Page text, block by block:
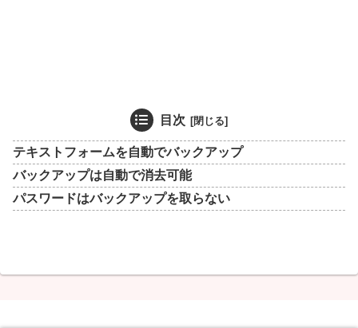
目次
テキストフォームを自動でバックアップ
バックアップは自動で消去可能
パスワードはバックアップを取らない